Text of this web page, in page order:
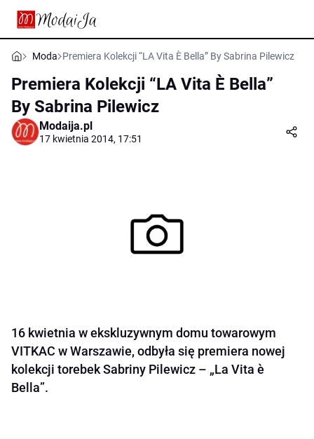
Moda Premiera Kolekcji “LA Vita È Bella” By Sabrina Pilewicz
Premiera Kolekcji “LA Vita È Bella”
By Sabrina Pilewicz
Modaija.pl
17 kwietnia 2014, 17:51
16 kwietnia w ekskluzywnym domu towarowym
VITKAC w Warszawie, odbyła się premiera nowej
kolekcji torebek Sabriny Pilewicz – „La Vita è
Bella”.